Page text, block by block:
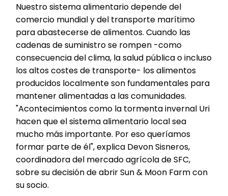
Nuestro sistema alimentario depende del
comercio mundial y del transporte marítimo
para abastecerse de alimentos. Cuando las
cadenas de suministro se rompen -como
consecuencia del clima, la salud pública o incluso
los altos costes de transporte- los alimentos
producidos localmente son fundamentales para
mantener alimentadas a las comunidades.
"Acontecimientos como la tormenta invernal Uri
hacen que el sistema alimentario local sea
mucho más importante. Por eso queríamos
formar parte de él", explica Devon Sisneros,
coordinadora del mercado agrícola de SFC,
sobre su decisión de abrir Sun & Moon Farm con
su socio.